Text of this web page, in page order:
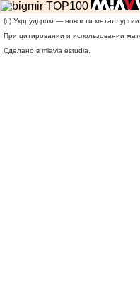
(c) Укррудпром — новости
При цитировании и использовании
Сделано в miavia estudia.